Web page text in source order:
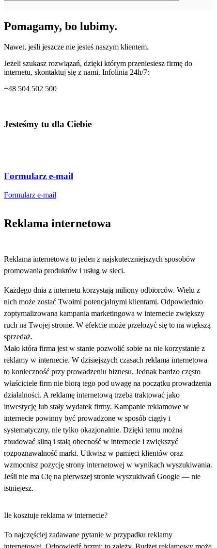
Nie ma takiej możliwości. Naszą rolą jest przyprowadzenie klienta
na Twoją stronę, natomiast nie mamy możliwości skłonić go do
Pomagamy, bo lubimy.
Nawet, jeśli jeszcze nie jesteś naszym klientem.
Jeżeli szukasz rozwiązań, dzięki którym przeniesiesz firmę do
internetu, skontaktuj się z nami. Infolinia 24h/7:
+48 504 502 500
Jesteśmy tu dla Ciebie
Formularz e-mail
Formularz e-mail
Reklama internetowa
Reklama internetowa to jeden z najskuteczniejszych sposobów
promowania produktów i usług w sieci.
Każdego dnia z internetu korzystają miliony odbiorców. Wielu z
nich może zostać Twoimi potencjalnymi klientami. Odpowiednio
zoptymalizowana kampania marketingowa w internecie zwiększy
ruch na Twojej stronie. W efekcie może przełożyć się to na większą
sprzedaż.
Mało która firma jest w stanie pozwolić sobie na nie korzystanie z
reklamy w internecie. W dzisiejszych czasach reklama internetowa
to konieczność przy prowadzeniu biznesu. Jednak bardzo często
właściciele firm nie biorą tego pod uwagę na początku prowadzenia
działalności. A reklamę internetową trzeba traktować jako
inwestycję lub stały wydatek firmy. Kampanie reklamowe w
internecie powinny być prowadzone w sposób ciągły i
systematyczny, nie tylko okazjonalnie. Dzięki temu można
zbudować silną i stałą obecność w internecie i zwiększyć
rozpoznawalność marki. Utkwisz w pamięci klientów oraz
wzmocnisz pozycję strony internetowej w wynikach wyszukiwania.
Jeśli nie ma Cię na pierwszej stronie wyszukiwań Google — nie
istniejesz.
Ile kosztuje reklama w internecie?
To najczęściej zadawane pytanie w przypadku reklamy
internetowej. Odpowiedź brzmi: to zależy. Budżet reklamowy może